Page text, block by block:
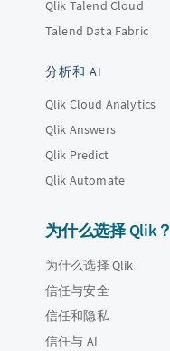
Qlik Talend Cloud
Talend Data Fabric
分析和 AI
Qlik Cloud Analytics
Qlik Answers
Qlik Predict
Qlik Automate
为什么选择 Qlik？
为什么选择 Qlik
信任与安全
信任和隐私
信任与 AI